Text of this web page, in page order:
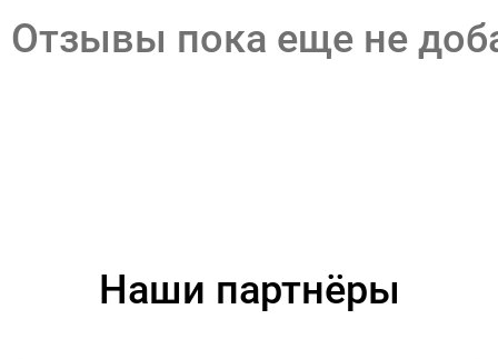
Отзывы пока еще не
Наши партнёры